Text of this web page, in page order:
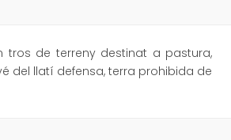
tros de terreny destinat a pastura,
del llatí defensa, terra prohibida de